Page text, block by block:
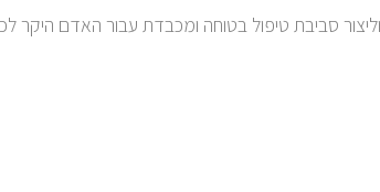
סביבת טיפול בטוחה ומכבדת עבור האדם היקר